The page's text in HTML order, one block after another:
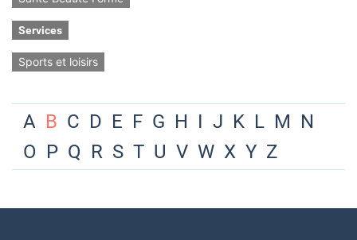
Services
Sports et loisirs
A B C D E F G H I J K L M N
O P Q R S T U V W X Y Z